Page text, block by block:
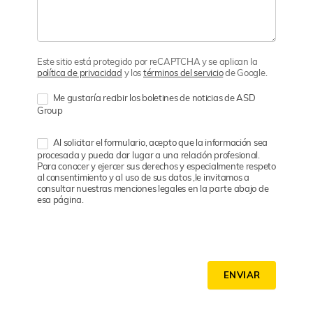
Este sitio está protegido por reCAPTCHA y se aplican la
política de privacidad y lostérminos del serviciode Google.
Me gustaría recibir los boletines de noticias de ASD
Group
Al solicitar el formulario, acepto que la información sea
procesada y pueda dar lugar a una relación profesional.
Para conocer y ejercer sus derechos y especialmente respeto
al consentimiento y al uso de sus datos ,le invitamos a
consultar nuestras menciones legales en la parte abajo de
esa página.
ENVIAR